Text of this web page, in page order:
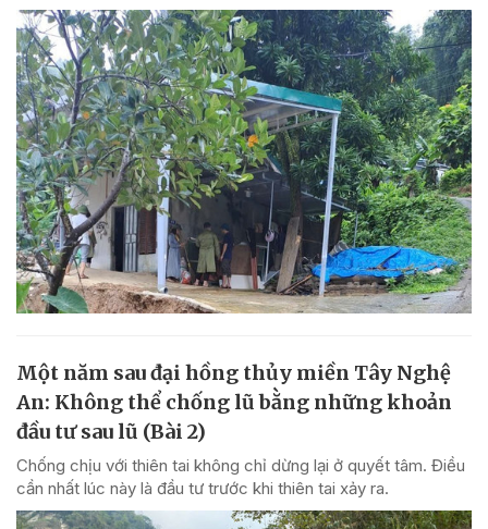
Một năm sau đại hồng thủy miền Tây Nghệ
An: Không thể chống lũ bằng những khoản
đầu tư sau lũ (Bài 2)
Chống chịu với thiên tai không chỉ dừng lại ở quyết tâm. Điều
cần nhất lúc này là đầu tư trước khi thiên tai xảy ra.